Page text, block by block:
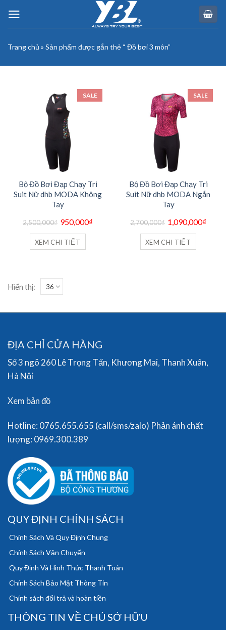
Trang chủ » Sản phẩm được gắn thẻ “ Đồ bơi 3 môn”
SALE
Bộ Đồ Bơi Đạp Chạy Tri
Suit Nữ dhb MODA Không
Tay
2,500,000₫
Giá
gốc
là:
2,500,000₫.
950,000₫
XEM CHI TIẾT
SALE
Bộ Đồ Bơi Đạp Chạy Tri
Suit Nữ dhb MODA Ngắn
Tay
2,700,000₫
Giá
gốc
là:
2,700,000₫.
1,090,000₫
XEM CHI TIẾT
Hiển thị:
ĐỊA CHỈ CỬA HÀNG
Số 3 ngõ 260 Lê Trọng Tấn, Khương Mai, Thanh Xuân,
Hà Nội
Xem bản đồ
Hotline: 0765.655.655 (call/sms/zalo) Phản ánh chất
lượng: 0969.300.389
QUY ĐỊNH CHÍNH SÁCH
Chính Sách Và Quy Định Chung
Chính Sách Vận Chuyển
Quy Định Và Hình Thức Thanh Toán
Chính Sách Bảo Mật Thông Tin
Chính sách đổi trả và hoàn tiền
THÔNG TIN VỀ CHỦ SỞ HỮU